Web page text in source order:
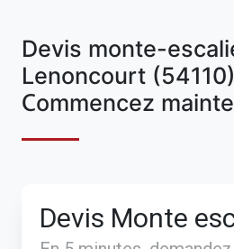
Devis monte-
Lenoncourt
Commencez
Devis Monte